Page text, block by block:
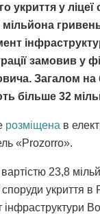
укриття у
замовив у
Загалом на
більше 32
розміщена в
«Prozorro».
23,8
споруди укриття в
інфраструктури